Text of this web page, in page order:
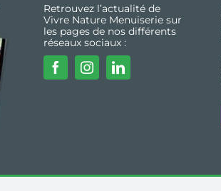
Retrouvez l’actualité de
Vivre Nature Menuiserie sur
les pages de nos différents
réseaux sociaux :